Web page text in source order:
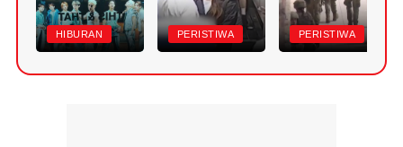
HIBURAN PERISTIWA PERISTIWA